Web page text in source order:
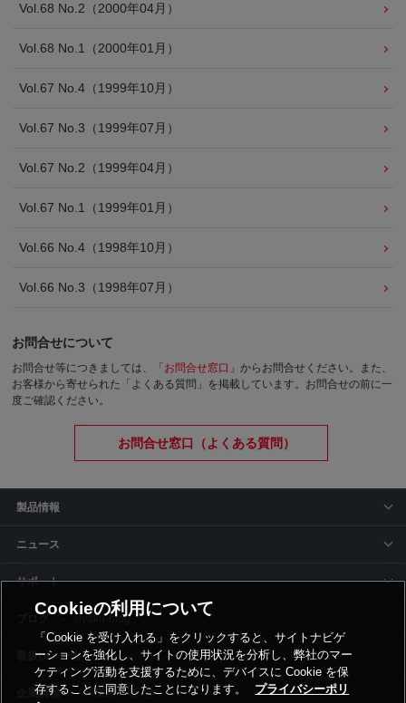
Vol.68 No.2（2000年04月）
Vol.68 No.1（2000年01月）
Vol.67 No.4（1999年10月）
Vol.67 No.3（1999年07月）
Vol.67 No.2（1999年04月）
Vol.67 No.1（1999年01月）
Vol.66 No.4（1998年10月）
Vol.66 No.3（1998年07月）
お問合せについて
お問合せ等につきましては、「 お問合せ窓口 」からお問合せください。
また、
お客様から寄せられた「よくある質問」を掲載しています。お問合せの前に一
度ご確認ください。
お問合せ窓口（よくある質問）
製品情報
ニュース
サポート
siyaku-blog
取扱いメーカー
事業所一覧
Cookieの利用について
「Cookie を受け入れる」をクリックすると、サイトナビゲ
ーションを強化し、サイトの使用状況を分析し、弊社のマー
ケティング活動を支援するために、デバイスに Cookie を保
存することに同意したことになります。
プライバシーポリ